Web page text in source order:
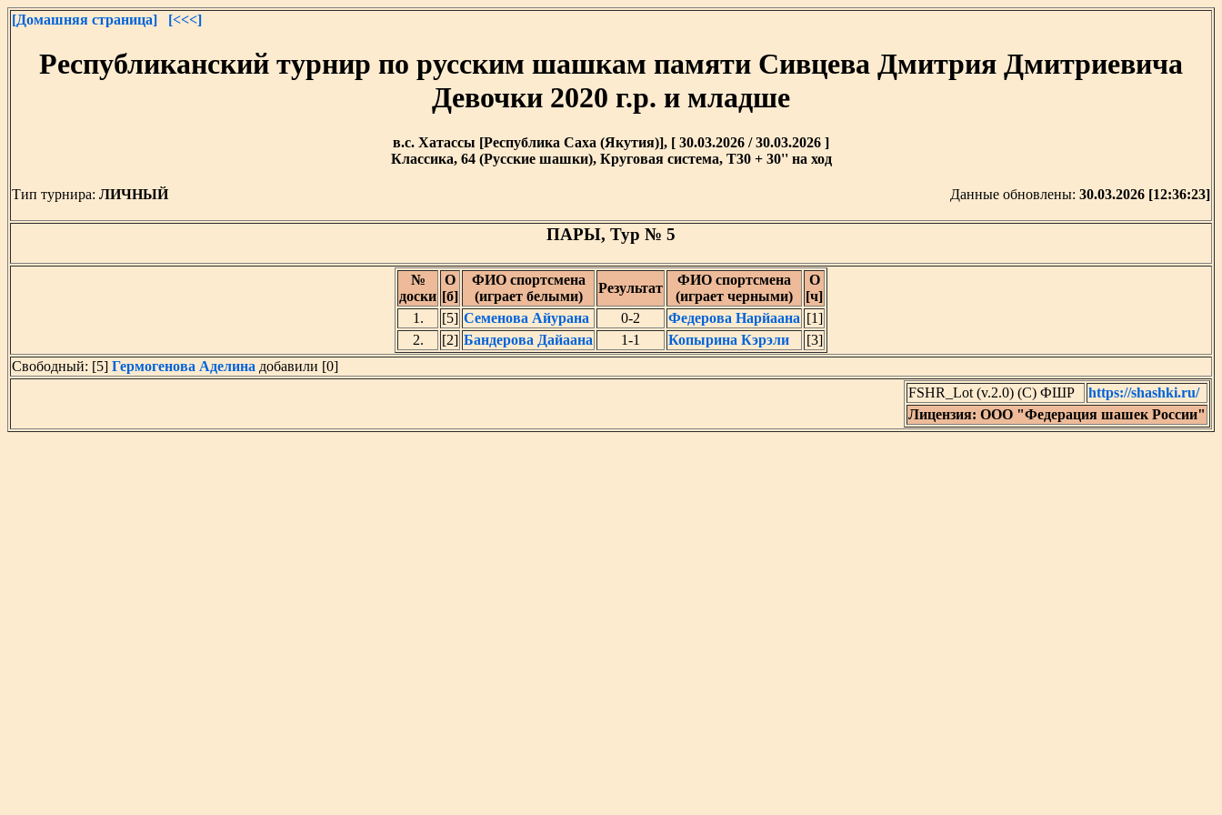
[Домашняя страница] [<<<]
Республиканский турнир по русским шашкам памяти Сивцева Дмитрия Дмитриевича
Девочки 2020 г.р. и младше
в.c. Хатассы [Республика Саха (Якутия)], [ 30.03.2026 / 30.03.2026 ]
Классика, 64 (Русские шашки), Круговая система, T30 + 30'' на ход
Тип турнира: ЛИЧНЫЙ Данные обновлены: 30.03.2026 [12:36:23]
ПАРЫ, Тур № 5
№
доски
O
[б]
ФИО спортсмена
(играет белыми)
Результат
ФИО спортсмена
(играет черными)
О
[ч]
1.
[5] Семенова Айурана 0-2 Федерова Нарйаана [1]
2.
[2] Бандерова Дайаана 1-1 Копырина Кэрэли
[3]
Свободный: [5] Гермогенова Аделина добавили [0]
FSHR_Lot (v.2.0) (C) ФШР
https://shashki.ru/
Лицензия: ООО "Федерация шашек России"